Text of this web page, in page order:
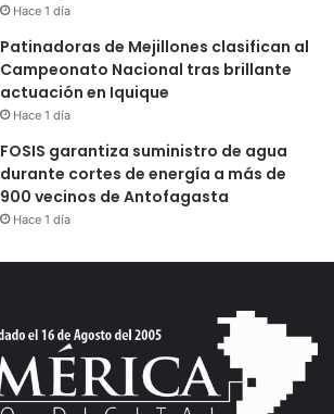
Hace 1 día
Patinadoras de Mejillones clasifican al
Campeonato Nacional tras brillante
actuación en Iquique
Hace 1 día
FOSIS garantiza suministro de agua
durante cortes de energía a más de
900 vecinos de Antofagasta
Hace 1 día